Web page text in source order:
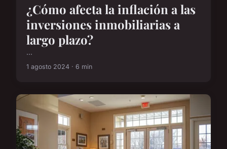
¿Cómo afecta la inflación a las
inversiones inmobiliarias a
largo plazo?
...
1 agosto 2024 · 6 min